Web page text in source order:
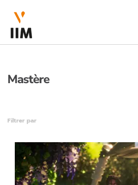
Mastère
Filtrer par
Audiovisuel
Coding & Digital Innovation